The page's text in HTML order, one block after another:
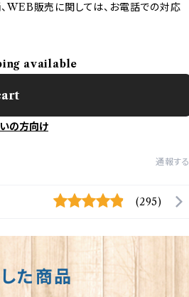
WEB販売に関しては、お電話での対応
available
の方向け
通報する
(295)
た商品